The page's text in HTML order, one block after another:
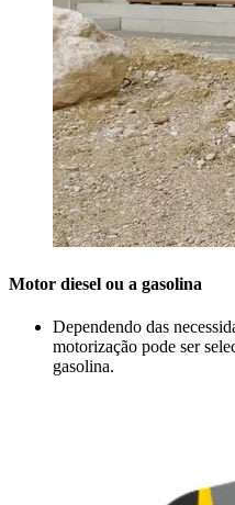
Motor diesel ou a gasolina
Dependendo das
motorização pode ser
gasolina.